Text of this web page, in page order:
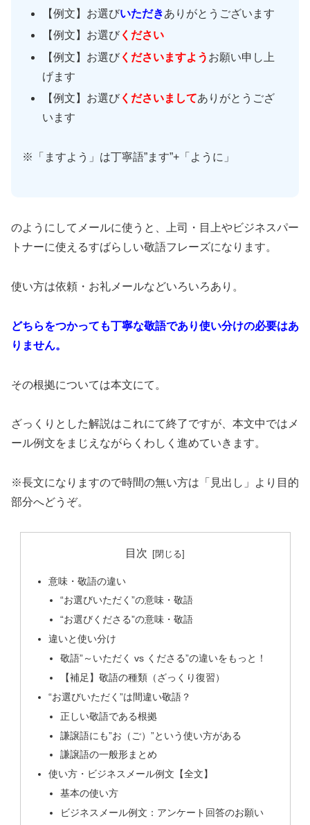
【例文】お選びいただきありがとうございます
【例文】お選び ください
【例文】お選び くださいますよう お願い申し上
げます
【例文】お選び くださいましてありがとうござ
います
※「ますよう」は丁寧語”ます”+「ように」
のようにしてメールに使うと、上司・目上やビジネスパー
トナーに使えるすばらしい敬語フレーズになります。
使い方は依頼・お礼メールなどいろいろあり。
どちらをつかっても丁寧な敬語であり使い分けの必要はあ
りません。
その根拠については本文にて。
ざっくりとした解説はこれにて終了ですが、本文中ではメ
ール例文をまじえながらくわしく進めていきます。
※長文になりますので時間の無い方は「見出し」より目的
部分へどうぞ。
目次
意味・敬語の違い
“お選びいただく”の意味・敬語
“お選びくださる”の意味・敬語
違いと使い分け
敬語”～いただく vs くださる”の違いをもっと！
【補足】敬語の種類（ざっくり復習）
“お選びいただく”は間違い敬語？
正しい敬語である根拠
謙譲語にも”お（ご）”という使い方がある
謙譲語の一般形まとめ
使い方・ビジネスメール例文【全文】
基本の使い方
ビジネスメール例文：アンケート回答のお願い